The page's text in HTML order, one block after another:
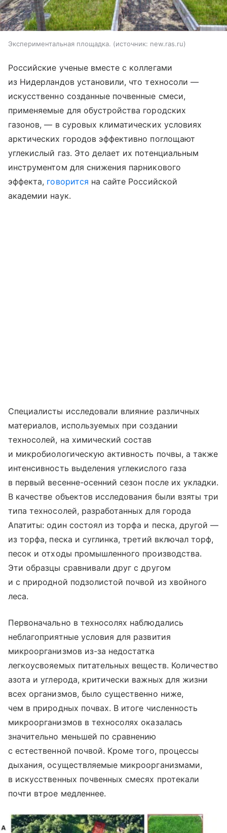
Экспериментальная площадка. источник: new.ras.ru
Российские ученые вместе с коллегами
из Нидерландов установили, что техносоли —
искусственно созданные почвенные смеси,
применяемые для обустройства городских
газонов, — в суровых климатических условиях
арктических городов эффективно поглощают
углекислый газ. Это делает их потенциальным
инструментом для снижения парникового
эффекта, говорится на сайте Российской
академии наук.
Специалисты исследовали влияние различных
материалов, используемых при создании
техносолей, на химический состав
и микробиологическую активность почвы, а также
интенсивность выделения углекислого газа
в первый весенне-осенний сезон после их укладки.
В качестве объектов исследования были взяты три
типа техносолей, разработанных для города
Апатиты: один состоял из торфа и песка, другой —
из торфа, песка и суглинка, третий включал торф,
песок и отходы промышленного производства.
Эти образцы сравнивали друг с другом
и с природной подзолистой почвой из хвойного
леса.
Первоначально в техносолях наблюдались
неблагоприятные условия для развития
микроорганизмов из-за недостатка
легкоусвояемых питательных веществ. Количество
азота и углерода, критически важных для жизни
всех организмов, было существенно ниже,
чем в природных почвах. В итоге численность
микроорганизмов в техносолях оказалась
значительно меньшей по сравнению
с естественной почвой. Кроме того, процессы
дыхания, осуществляемые микроорганизмами,
в искусственных почвенных смесях протекали
почти втрое медленнее.